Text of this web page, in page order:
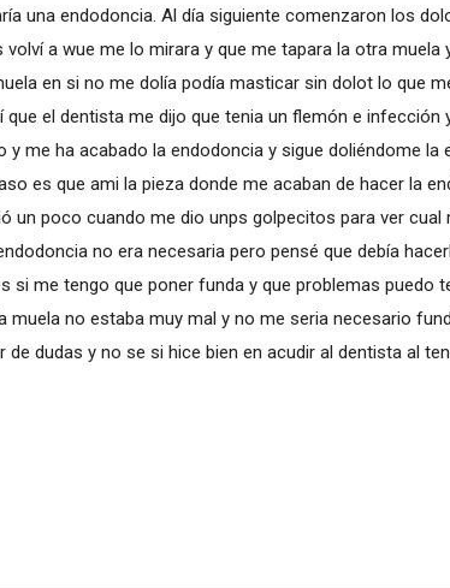
una endodoncia. Al día siguiente comenzaron los
volví a wue me lo mirara y que me tapara la otra muela
en si no me dolía podía masticar sin dolot lo que
que el dentista me dijo que tenia un flemón e infección
y me ha acabado la endodoncia y sigue doliéndome la
es que ami la pieza donde me acaban de hacer la
un poco cuando me dio unps golpecitos para ver cual
no era necesaria pero pensé que debía
si me tengo que poner funda y que problemas puedo
muela no estaba muy mal y no me seria necesario
de dudas y no se si hice bien en acudir al dentista al